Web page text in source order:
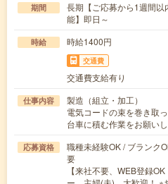
期間
長期【ご応募から1週間
能】即日～
時給 時給1400円
交通費
交通費支給有り
仕事内容
製造（組立・加工）
電気コードの束を巻き取
台車に積む作業をお願い
応募資格
職種未経験OK / ブランク
要
【来社不要、WEB登録